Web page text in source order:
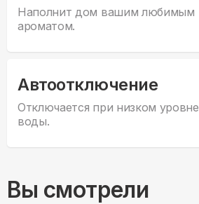
Наполнит дом вашим любимым
ароматом.
Автоотключение
Отключается при низком уровне
воды.
Вы смотрели